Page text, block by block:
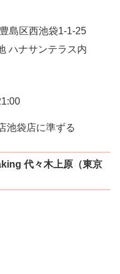
島区西池袋1-1-25
ハナサンテラス内
池袋店に準ずる
代々木上原（東京